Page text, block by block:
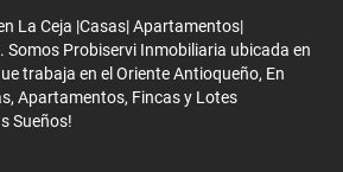
La Ceja |Casas| Apartamentos|
Somos Probiservi Inmobiliaria ubicada en
trabaja en el Oriente Antioqueño, En
Apartamentos, Fincas y Lotes
Sueños!